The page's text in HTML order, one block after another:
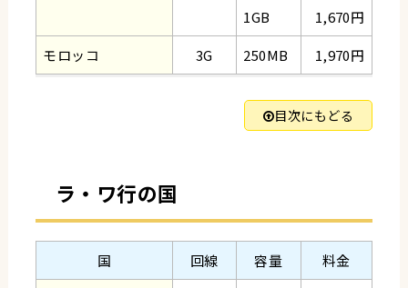
1GB
1,670円
モロッコ
3G 250MB 1,970円
目次にもどる
ラ・ワ行の国
国 回線 容量 料金